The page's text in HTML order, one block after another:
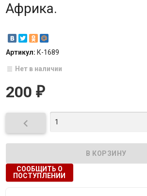
Африка.
Артикул: К-1689
Нет в наличии
200 ₽

СООБЩИТЬ О
ПОСТУПЛЕНИИ